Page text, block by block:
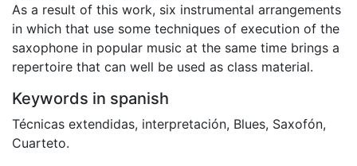
As a result of this work, six instrumental arrangements
in which that use some techniques of execution of the
saxophone in popular music at the same time brings a
repertoire that can well be used as class material.
Keywords in spanish
Técnicas extendidas, interpretación, Blues, Saxofón,
Cuarteto.